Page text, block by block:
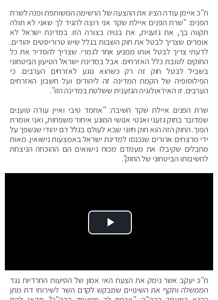
ח"כ איימן עודה הציג את ההצעה של הרשימה המשותפת ופנה לשרת
הפנים: "שרת הפנים איילת שקד אני רוצה להגיד לך שאני לא תולה
תקווה בך, את גזענית, את בנויה בצורה הזו. במדינת ישראל לא
אומרים שצריך לבטל את חוק השבות בגלל שיש טרוריסטים יהודים.
לדעתי צריך לבטל אותו ממניע אחר לגמרי. שצריך להסדיר את כל
החוקים לטובת כלל האזרחים. אבל במדינת ישראל הטיעון הביטחוני
בשביל לבטל חוק זה רק כשהוא נוגע לאזרחים הערבים. כי
הפילוסופיה של הקמת המדינה זה ליהודים ועל חשבון האזרחים
הערבים. זו האידאולוגיה הגזענית ששלטת במדינה הזו".
שרת הפנים איילת שקד השיבה: "אחמד טיבי ואיין עודה טוענים
שמדובר בחוק גזעני ואנטי אנושי המונע איחוד משפחות, ואני אומרת
הפוך. החוק הזה הוא חוק חיוני שבא לעולם בגלל דם יהודי שנשפך על
ידי מרצחים ארורים שנכנסו למדינת ישראל באמצעות נישואין. מאות
מחבלים שקיבלו את מעמדם מכוח נישואים הם ההוכחה הניצחת
לחשיבותו הביטחוני של החוק".
Play Video
ח"כ יעקב אשר נימק את הצעת האי אמון של הסיעות החרדיות נגד
הממשלה ותקף את השינויים שמבקש לקדם השר לשירותי דת מתן